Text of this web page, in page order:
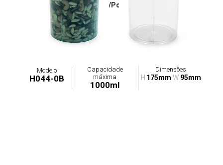
Modelo
H044-0B
Capacidade
máxima
1000ml
Dimensões
H 175mm W 95mm
Poliestireno/Polipropileno